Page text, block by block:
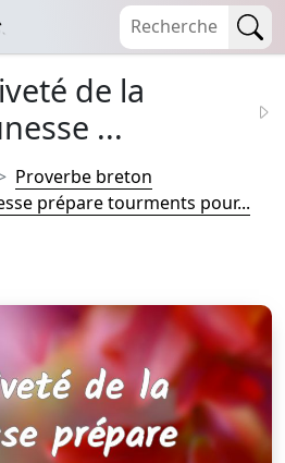
de la
...
Proverbe breton
prépare tourments pour...